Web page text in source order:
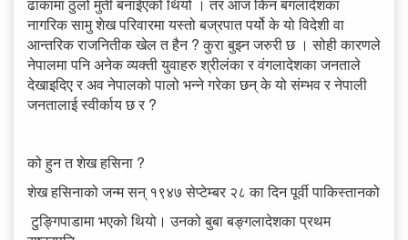
नागरिक सामु शेख परिवारमा यस्तो बज्रपात पर्यो के यो विदेशी वा
आन्तरिक राजनितीक खेल त हैन ? कुरा बुझ्न जरुरी छ । सोही कारणले
नेपालमा पनि अनेक व्यक्ती युवाहरु श्रीलंका र वंगलादेशका जनताले
देखाइदिए र अव नेपालको पालो भन्ने गरेका छन् के यो संम्भव र नेपाली
जनतालाई स्वीर्काय छ र ?
को हुन त शेख हसिना ?
शेख हसिनाको जन्म सन् १९४७ सेप्टेम्बर २८ का दिन पूर्वी पाकिस्तानको
टुङ्गिपाडामा भएको थियो। उनको बुबा बङ्गलादेशका प्रथम